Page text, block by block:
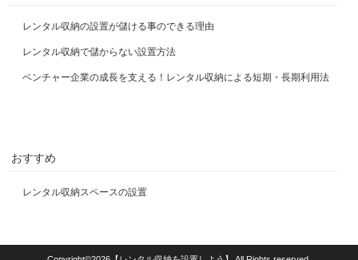
レンタル収納の設置が儲ける事のできる理由
レンタル収納で儲からない設置方法
ベンチャー企業の成長を支える！レンタル収納による短期・長期利用法
おすすめ
レンタル収納スペースの設置